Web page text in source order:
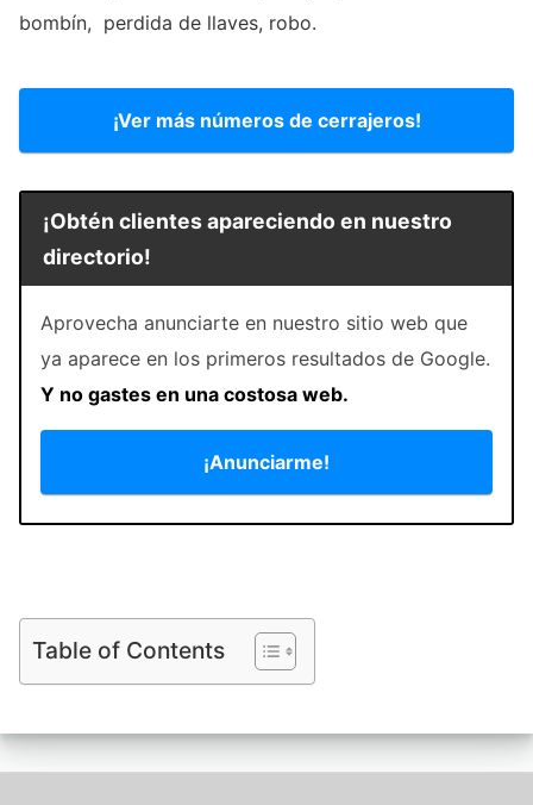
bombín, perdida de llaves, robo.
¡Ver más números de cerrajeros!
¡Obtén clientes apareciendo en nuestro
directorio!
Aprovecha anunciarte en nuestro sitio web que
ya aparece en los primeros resultados de Google.
Y no gastes en una costosa web.
¡Anunciarme!
Table of Contents